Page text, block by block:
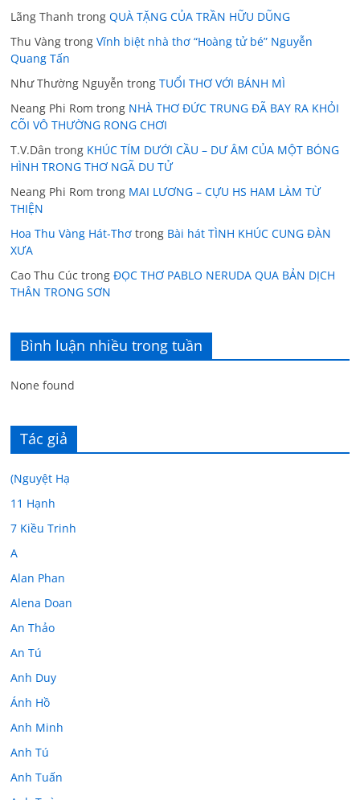
Lãng Thanh trongQUÀ TẶNG CỦA TRẦN HỮU DŨNG
Thu Vàng trongVĩnh biệt nhà thơ “Hoàng tử bé” Nguyễn
Quang Tấn
Như Thường Nguyễn trongTUỔI THƠ VỚI BÁNH MÌ
Neang Phi Rom trong NHÀ THƠ ĐỨC TRUNG ĐÃ BAY RA KHỎI
CÕI VÔ THƯỜNG RONG CHƠI
T.V.Dân trong KHÚC TÍM DƯỚI CẦU – DƯ ÂM CỦA MỘT BÓNG
HÌNH TRONG THƠ NGÃ DU TỬ
Neang Phi Rom trong MAI LƯƠNG – CỰU HS HAM LÀM TỪ
THIỆN
Hoa Thu Vàng Hát-Thơ trong Bài hát TÌNH KHÚC CUNG ĐÀN
XƯA
Cao Thu Cúc trongĐỌC THƠ PABLO NERUDA QUA BẢN DỊCH
THÂN TRONG SƠN
Bình luận nhiều trong tuần
None found
Tác giả
(Nguyệt Hạ
11 Hạnh
7 Kiều Trinh
A
Alan Phan
Alena Doan
An Thảo
An Tú
Anh Duy
Ánh Hồ
Anh Minh
Anh Tú
Anh Tuấn